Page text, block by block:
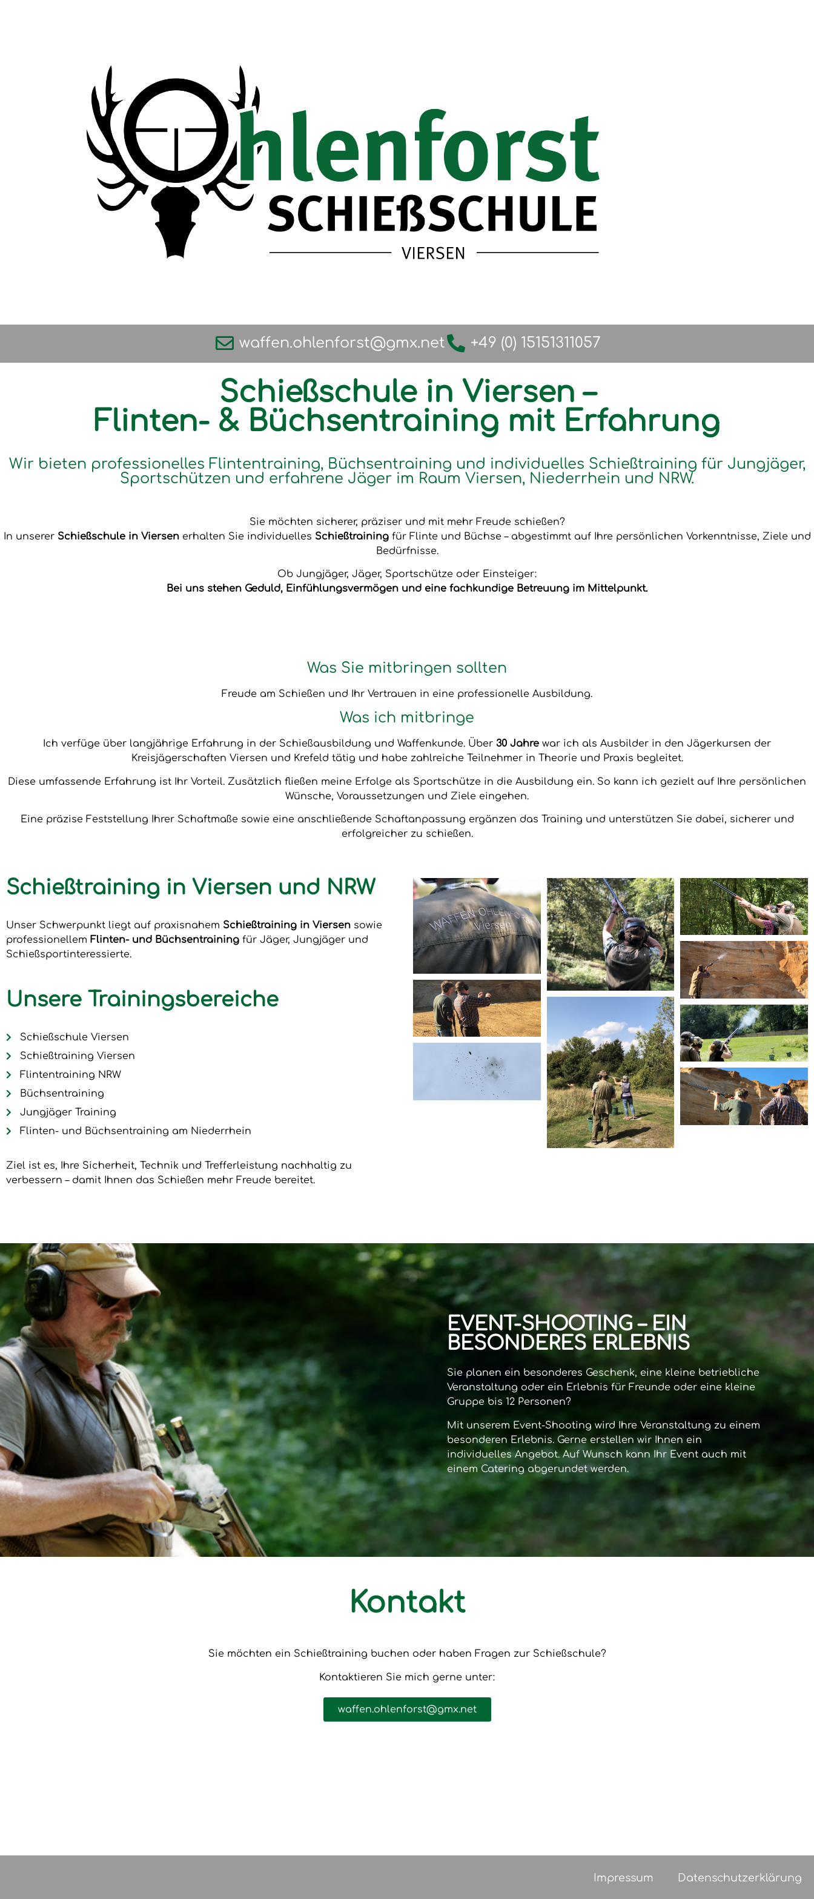
waffen.ohlenforst@gmx.net +49 (0) 15151311057
Schießschule in Viersen –
Flinten- & Büchsentraining mit Erfahrung
Wir bieten professionelles Flintentraining, Büchsentraining und individuelles Schießtraining für Jungjäger,
Sportschützen und erfahrene Jäger im Raum Viersen, Niederrhein und NRW.
Sie möchten sicherer, präziser und mit mehr Freude schießen?
In unserer Schießschule in Viersenerhalten Sie individuelles Schießtrainingfür Flinte und Büchse – abgestimmt auf Ihre persönlichen Vorkenntnisse, Ziele und
Bedürfnisse.
Ob Jungjäger, Jäger, Sportschütze oder Einsteiger:
Bei uns stehen Geduld, Einfühlungsvermögen und eine fachkundige Betreuung im Mittelpunkt.
Was Sie mitbringen sollten
Freude am Schießen und Ihr Vertrauen in eine professionelle Ausbildung.
Was ich mitbringe
Ich verfüge über langjährige Erfahrung in der Schießausbildung und Waffenkunde. Über 30 Jahre war ich als Ausbilder in den Jägerkursen der
Kreisjägerschaften Viersen und Krefeld tätig und habe zahlreiche Teilnehmer in Theorie und Praxis begleitet.
Diese umfassende Erfahrung ist Ihr Vorteil. Zusätzlich fließen meine Erfolge als Sportschütze in die Ausbildung ein. So kann ich gezielt auf Ihre persönlichen
Wünsche, Voraussetzungen und Ziele eingehen.
Eine präzise Feststellung Ihrer Schaftmaße sowie eine anschließende Schaftanpassung ergänzen das Training und unterstützen Sie dabei, sicherer und
erfolgreicher zu schießen.
Schießtraining in Viersen und NRW
Unser Schwerpunkt liegt auf praxisnahem Schießtraining in Viersen sowie
professionellem Flinten- und Büchsentraining für Jäger, Jungjäger und
Schießsportinteressierte.
Unsere Trainingsbereiche
Schießschule Viersen
Schießtraining Viersen
Flintentraining NRW
Büchsentraining
Jungjäger Training
Flinten- und Büchsentraining am Niederrhein
Ziel ist es, Ihre Sicherheit, Technik und Trefferleistung nachhaltig zu
verbessern – damit Ihnen das Schießen mehr Freude bereitet.
EVENT-SHOOTING – EIN
BESONDERES ERLEBNIS
Sie planen ein besonderes Geschenk, eine kleine betriebliche
Veranstaltung oder ein Erlebnis für Freunde oder eine kleine
Gruppe bis 12 Personen?
Mit unserem Event-Shooting wird Ihre Veranstaltung zu einem
besonderen Erlebnis. Gerne erstellen wir Ihnen ein
individuelles Angebot. Auf Wunsch kann Ihr Event auch mit
einem Catering abgerundet werden.
Kontakt
Sie möchten ein Schießtraining buchen oder haben Fragen zur Schießschule?
Kontaktieren Sie mich gerne unter:
waffen.ohlenforst@gmx.net
Impressum Datenschutzerklärung